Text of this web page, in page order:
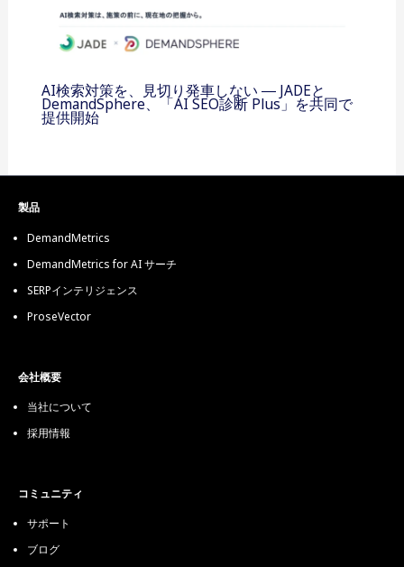
AI検索対策を、見切り発車しない ― JADEと
DemandSphere、「AI SEO診断 Plus」を共同で
提供開始
製品
DemandMetrics
DemandMetrics for AI サーチ
SERPインテリジェンス
ProseVector
会社概要
当社について
採用情報
コミュニティ
サポート
ブログ